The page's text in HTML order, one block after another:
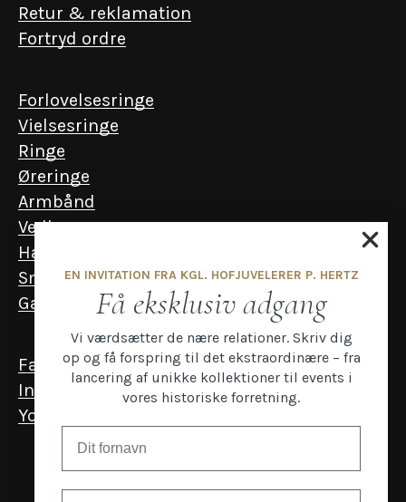
Retur & reklamation
Fortryd ordre
Forlovelsesringe
Vielsesringe
Ringe
Øreringe
Armbånd
Vedhæng
Halskæder
Smykker til mænd
Gavekort
Facebook
Instagram
YouTube
EN INVITATION FRA KGL. HOFJUVELERER P. HERTZ
Få eksklusiv adgang
Vi værdsætter de nære relationer. Skriv dig
op og få forspring til det ekstraordinære – fra
lancering af unikke kollektioner til events i
vores historiske forretning.